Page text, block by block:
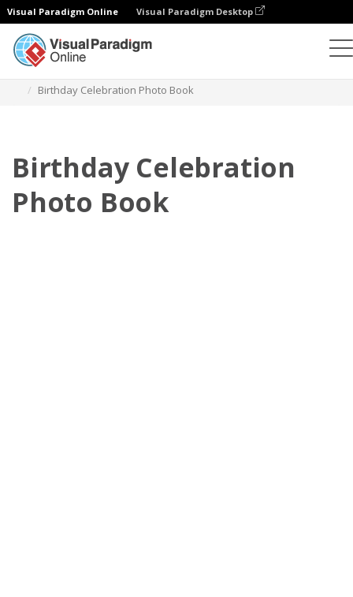
Visual Paradigm Online Visual Paradigm Desktop
Birthday Celebration Photo Book
Birthday Celebration
Photo Book